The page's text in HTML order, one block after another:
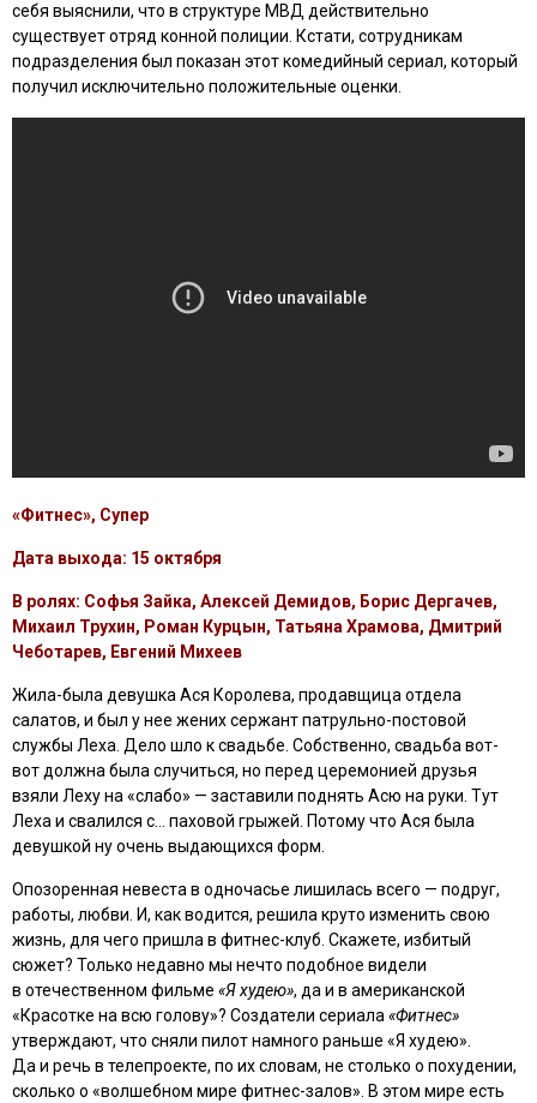
себя выяснили, что в структуре МВД действительно
существует отряд конной полиции. Кстати, сотрудникам
подразделения был показан этот комедийный сериал, который
получил исключительно положительные оценки.
«Фитнес», Супер
Дата выхода: 15 октября
В ролях: Софья Зайка, Алексей Демидов, Борис Дергачев,
Михаил Трухин, Роман Курцын, Татьяна Храмова, Дмитрий
Чеботарев, Евгений Михеев
Жила-была девушка Ася Королева, продавщица отдела
салатов, и был у нее жених сержант патрульно-постовой
службы Леха. Дело шло к свадьбе. Собственно, свадьба вот-
вот должна была случиться, но перед церемонией друзья
взяли Леху на «слабо» — заставили поднять Асю на руки. Тут
Леха и свалился с… паховой грыжей. Потому что Ася была
девушкой ну очень выдающихся форм.
Опозоренная невеста в одночасье лишилась всего — подруг,
работы, любви. И, как водится, решила круто изменить свою
жизнь, для чего пришла в фитнес-клуб. Скажете, избитый
сюжет? Только недавно мы нечто подобное видели
в отечественном фильме «Я худею», да и в американской
«Красотке на всю голову»? Создатели сериала«Фитнес»
утверждают, что сняли пилот намного раньше «Я худею».
Да и речь в телепроекте, по их словам, не столько о похудении,
сколько о «волшебном мире фитнес-залов». В этом мире есть